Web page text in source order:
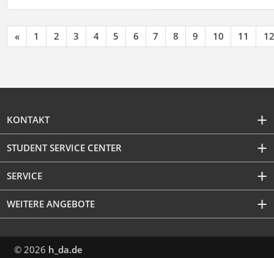
« 1 2 3 4 5 6 7 8 9 10 11 12
KONTAKT
STUDENT SERVICE CENTER
SERVICE
WEITERE ANGEBOTE
© 2026 h_da.de